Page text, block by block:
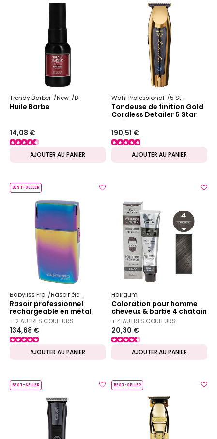
Trendy Barber New Barbe
Huile Barbe
14,08 €
AJOUTER AU PANIER
Wahl Professional 5 Star Series
Tondeuse de finition Gold
Cordless Detailer 5 Star
Series
190,51 €
AJOUTER AU PANIER
BEST-SELLER
Babyliss Pro Rasoir électrique
Rasoir professionnel
rechargeable en métal
FOILFX02 chameleon
+ 2 AUTRES COULEURS
DISPONIBLES
134,68 €
AJOUTER AU PANIER
Hairgum
Coloration pour homme
cheveux & barbe 4 châtain
+ 4 AUTRES COULEURS
DISPONIBLES
20,30 €
AJOUTER AU PANIER
BEST-SELLER BEST-SELLER